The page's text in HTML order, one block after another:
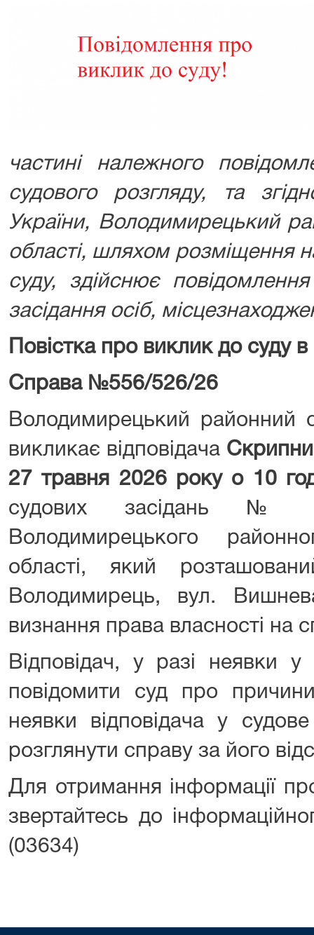
частині належного
судового розгляду,
та
України, Володимирецький
області, шляхом розміщення
суду, здійснює
засідання осіб,
Повістка про виклик до суду в
Справа №556/526/26
Володимирецький районний
викликає відповідача
27 травня
2026 року о 10
судових засідань
Володимирецького
області, який
Володимирець, вул.
визнання права власності на
Відповідач, у разі неявки
повідомити суд про
неявки відповідача у
розглянути справу за його
Для отримання інформації
звертайтесь до
(03634)